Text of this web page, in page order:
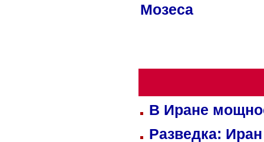
Мозеса
В Иране
Разведка: